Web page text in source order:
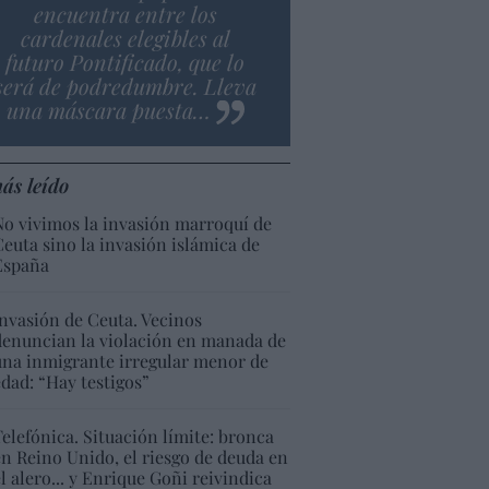
encuentra entre los
cardenales elegibles al
futuro Pontificado, que lo
de podredumbre. Lleva
una máscara puesta…
leído
vivimos la invasión marroquí de
sino la invasión islámica de
de Ceuta. Vecinos
la violación en manada de
inmigrante irregular menor de
“Hay testigos”
Situación límite: bronca
Reino Unido, el riesgo de deuda en
alero... y Enrique Goñi reivindica